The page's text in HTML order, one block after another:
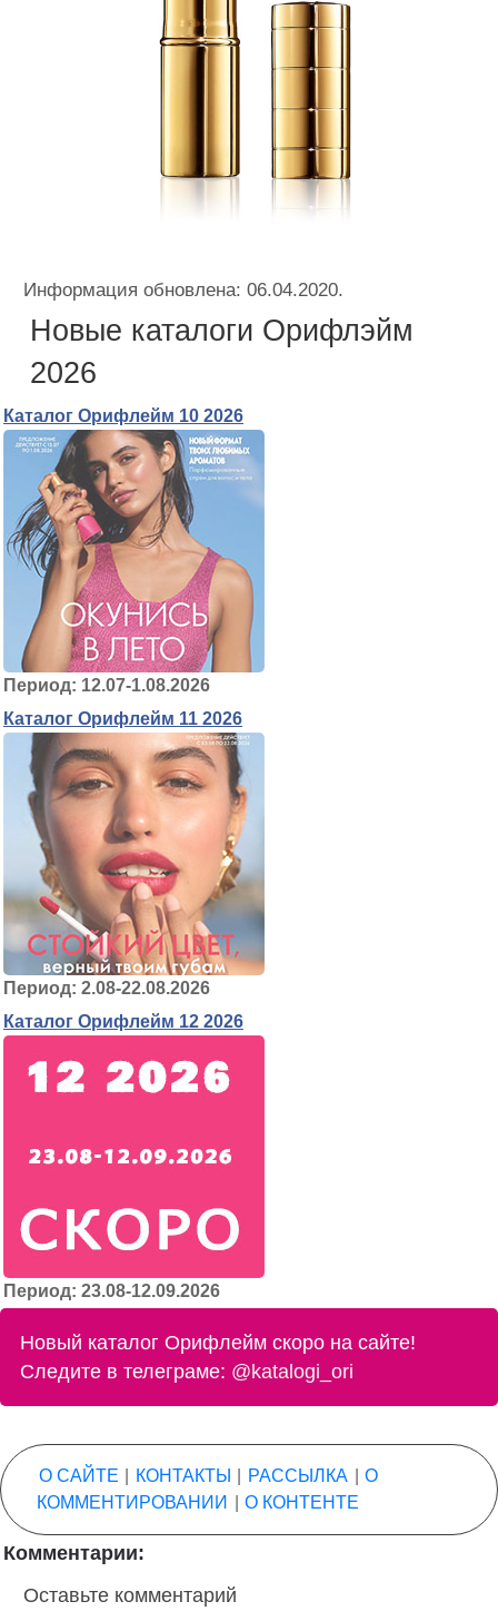
Информация обновлена: 06.04.2020.
Новые каталоги Орифлэйм
2026
Каталог Орифлейм 10 2026
Период: 12.07-1.08.2026
Каталог Орифлейм 11 2026
Период: 2.08-22.08.2026
Каталог Орифлейм 12 2026
Период: 23.08-12.09.2026
Новый каталог Орифлейм скоро на сайте!
Следите в телеграме: @katalogi_ori
О САЙТЕ КОНТАКТЫ РАССЫЛКА
О
КОММЕНТИРОВАНИИ
О КОНТЕНТЕ
Комментарии:
Оставьте комментарий